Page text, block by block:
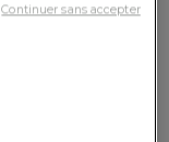
Continuer sans accepter